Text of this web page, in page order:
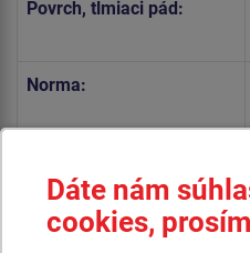
Povrch, tlmiaci pád:
Norma:
Telo hojdačky a sedadlo sú
plastu HDPE (celoprefarbený
hustotou, ktorýsa vyznačuje
Dáte nám
cookies,